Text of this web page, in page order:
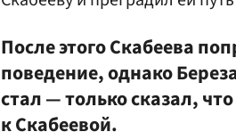
После этого Скабеева
поведение, однако
стал — только сказал,
к Скабеевой.